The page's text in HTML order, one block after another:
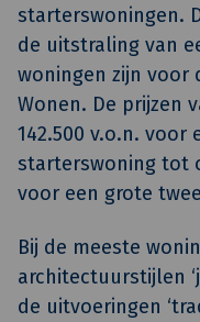
starterswoningen.
de uitstraling van
woningen zijn voor
Wonen. De prijzen
142.500 v.o.n. voor
starterswoning tot
voor een grote
Bij de meeste
architectuurstijlen
de uitvoeringen